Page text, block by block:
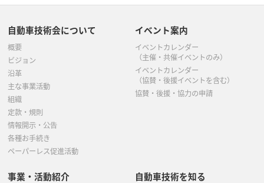
自動車技術会について
概要
ビジョン
沿革
主な事業活動
組織
定款・規則
情報開示・公告
各種お手続き
ペーパーレス促進活動
イベント案内
イベントカレンダー
（主催・共催イベントのみ）
イベントカレンダー
（協賛・後援イベントを含む）
協賛・後援・協力の申請
事業・活動紹介 自動車技術を知る